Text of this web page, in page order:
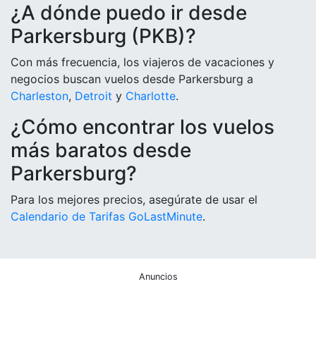
¿A dónde puedo ir desde
Parkersburg (PKB)?
Con más frecuencia, los viajeros de vacaciones y
negocios buscan vuelos desde Parkersburg a
Charleston, Detroit y Charlotte.
¿Cómo encontrar los vuelos
más baratos desde
Parkersburg?
Para los mejores precios, asegúrate de usar el
Calendario de Tarifas GoLastMinute.
Anuncios